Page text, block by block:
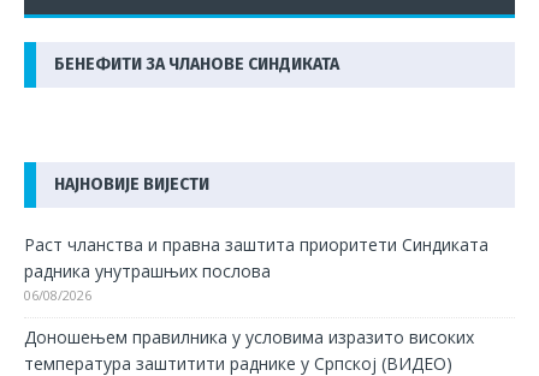
БЕНЕФИТИ ЗА ЧЛАНОВЕ СИНДИКАТА
НАЈНОВИЈЕ ВИЈЕСТИ
Раст чланства и правна заштита приоритети Синдиката
радника унутрашњих послова
06/08/2026
Доношењем правилника у условима изразито високих
температура заштитити раднике у Српској (ВИДЕО)